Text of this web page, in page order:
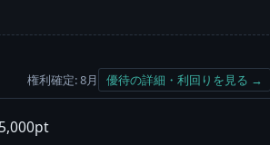
権利確定: 8月 優待の詳細・利回りを見る →